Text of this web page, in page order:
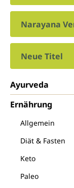
Narayana
Neue Titel
Ayurveda
Ernährung
Allgemein
Diät & Fasten
Keto
Paleo